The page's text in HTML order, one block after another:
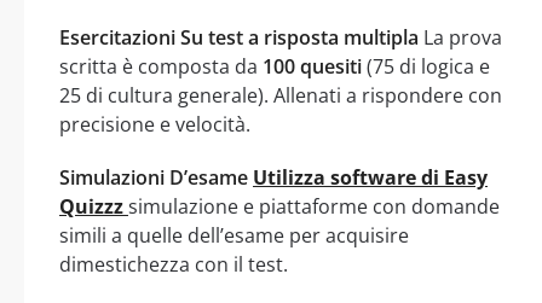
Esercitazioni Su test a risposta multipla La prova
scritta è composta da 100 quesiti(75 di logica e
25 di cultura generale). Allenati a rispondere con
precisione e velocità.
Simulazioni D’esame Utilizza software di Easy
Quizzzsimulazione e piattaforme con domande
simili a quelle dell’esame per acquisire
dimestichezza con il test.